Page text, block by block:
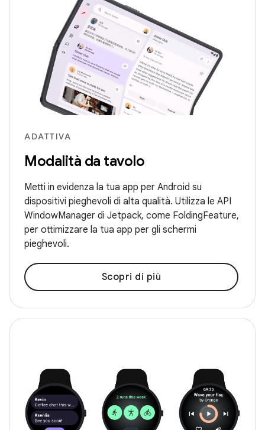
ADATTIVA
Modalità da tavolo
Metti in evidenza la tua app per Android su
dispositivi pieghevoli di alta qualità. Utilizza le API
WindowManager di Jetpack, come FoldingFeature,
per ottimizzare la tua app per gli schermi
pieghevoli.
Scopri di più